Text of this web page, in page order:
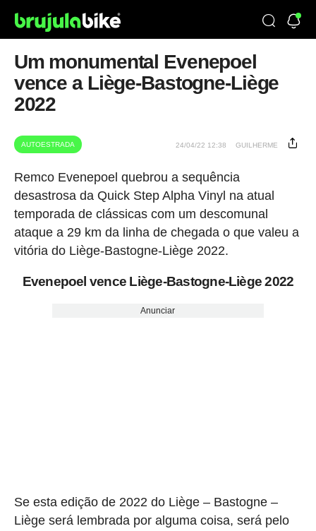
Um monumental Evenepoel
vence a Liège-Bastogne-Liège
2022
AUTOESTRADA 24/04/22 12:38 GUILHERME
Remco Evenepoel quebrou a sequência
desastrosa da Quick Step Alpha Vinyl na atual
temporada de clássicas com um descomunal
ataque a 29 km da linha de chegada o que valeu a
vitória do Liège-Bastogne-Liège 2022.
Evenepoel vence Liège-Bastogne-Liège 2022
Anunciar
Se esta edição de 2022 do Liège – Bastogne –
Liège será lembrada por alguma coisa, será pelo